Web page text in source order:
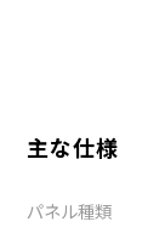
主な仕様
パネル種類